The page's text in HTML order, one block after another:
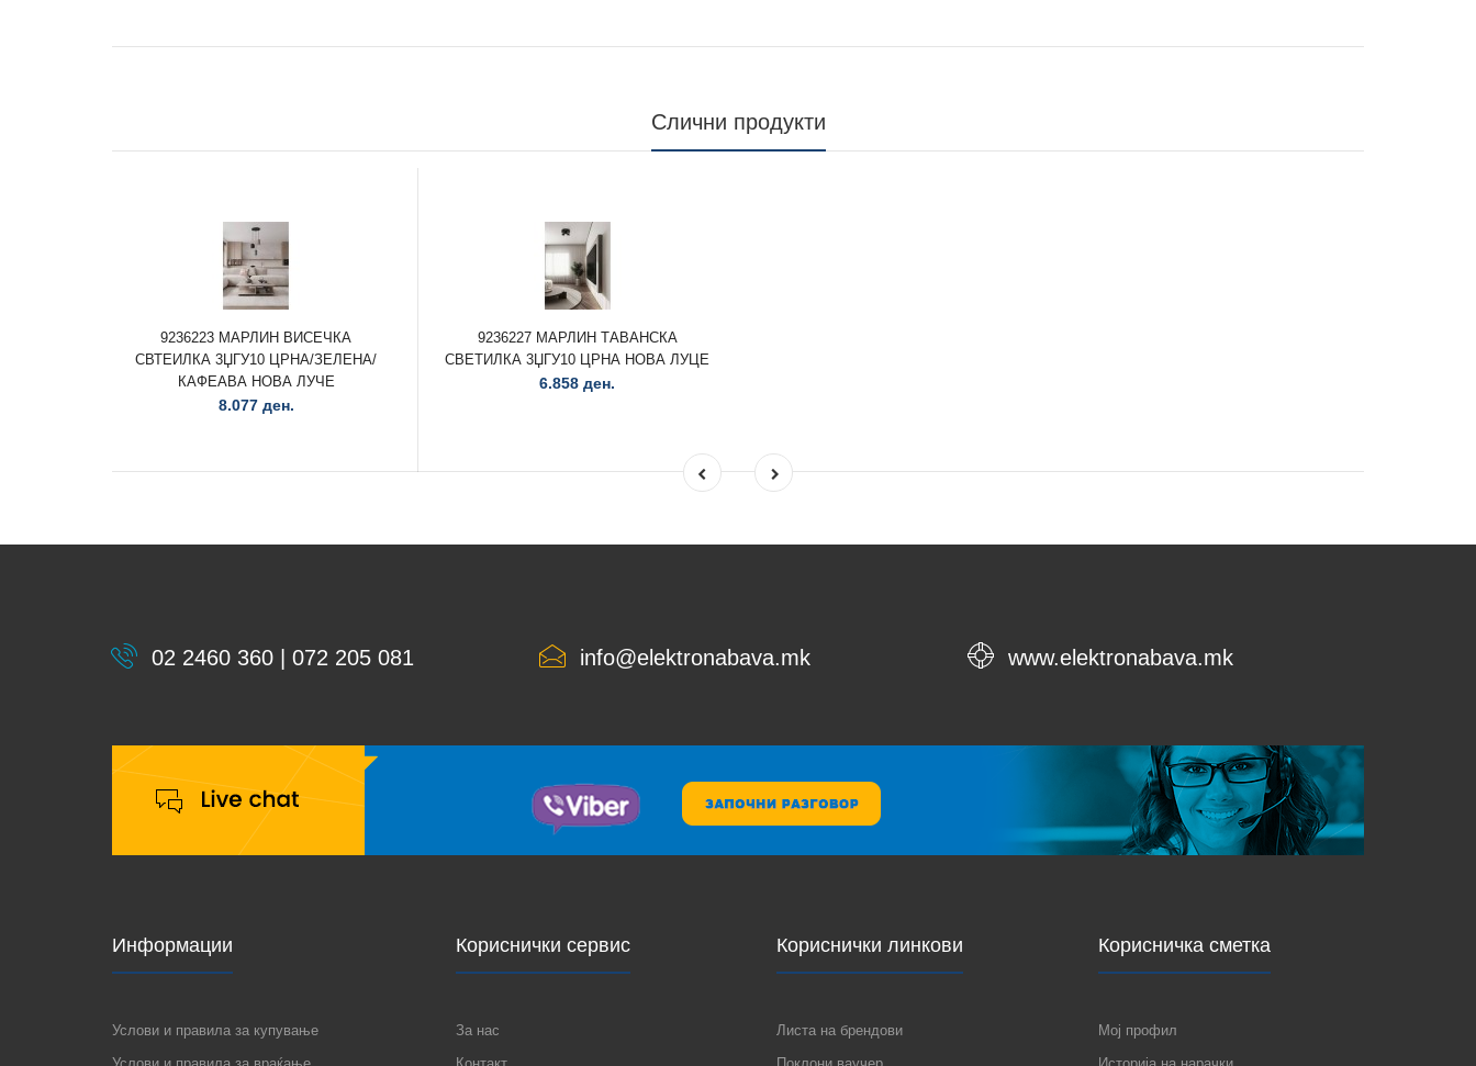
Слични продукти
9236223 МАРЛИН ВИСЕЧКА
СВТЕИЛКА 3ЏГУ10 ЦРНА/ЗЕЛЕНА/
КАФЕАВА НОВА ЛУЧЕ
8.077 ден.
9236227 МАРЛИН ТАВАНСКА
СВЕТИЛКА 3ЏГУ10 ЦРНА НОВА ЛУЦЕ
6.858 ден.
02 2460 360 | 072 205 081 info@elektronabava.mk www.elektronabava.mk
Информации
Услови и правила за купување
Кориснички сервис
За нас
Кориснички линкови
Листа на брендови
Корисничка сметка
Мој профил